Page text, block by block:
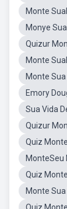
Monte
Monye
Quizur
Monte
Monte
Emory
Sua Vida
Quizur
Quiz
MonteSeu
Quiz
Monte